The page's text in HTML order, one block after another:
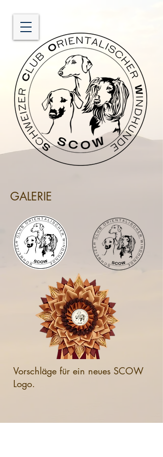
GALERIE
Vorschläge für ein neues SCOW
Logo.